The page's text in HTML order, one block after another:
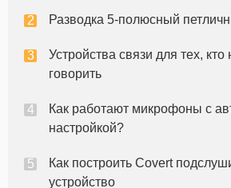
Разводка 5-полюсный
Устройства связи для тех,
говорить
Как работают микрофоны с
настройкой?
Как построить Covert
устройство